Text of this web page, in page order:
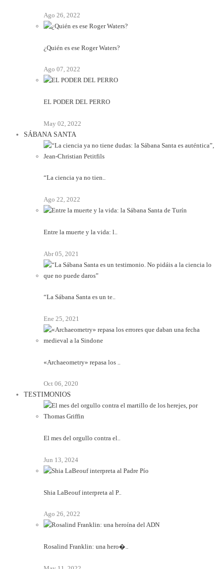
Ago 26, 2022
¿Quién es ese Roger Waters?
Ago 07, 2022
EL PODER DEL PERRO
May 02, 2022
SÁBANA SANTA
“La ciencia ya no tien..
Ago 22, 2022
Entre la muerte y la vida: l..
Abr 05, 2021
“La Sábana Santa es un te..
Ene 25, 2021
«Archaeometry» repasa los ..
Oct 06, 2020
TESTIMONIOS
El mes del orgullo contra el..
Jun 13, 2024
Shia LaBeouf interpreta al P..
Ago 26, 2022
Rosalind Franklin: una hero�..